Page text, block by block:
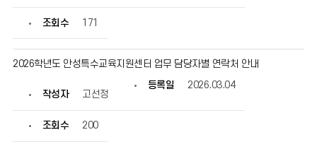
조회수 171
2026학년도 안성특수교육지원센터 업무 담당자별 연락처 안내
작성자 고선정
등록일 2026.03.04
조회수 200